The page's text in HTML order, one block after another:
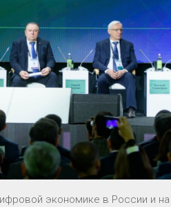
экономике в России и на